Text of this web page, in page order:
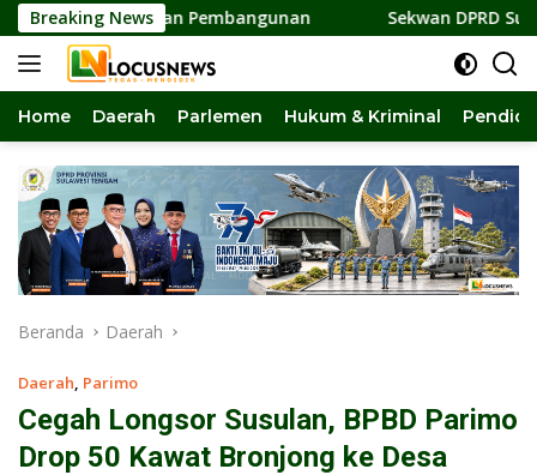
Langsung
ke
konten
Breaking News
dan Pembangunan Sekwan DPRD Sulteng Jadi
Home Daerah Parlemen Hukum & Kriminal
Beranda Daerah
Daerah, Parimo
Cegah Longsor Susulan, BPBD Parimo
Drop 50 Kawat Bronjong ke Desa